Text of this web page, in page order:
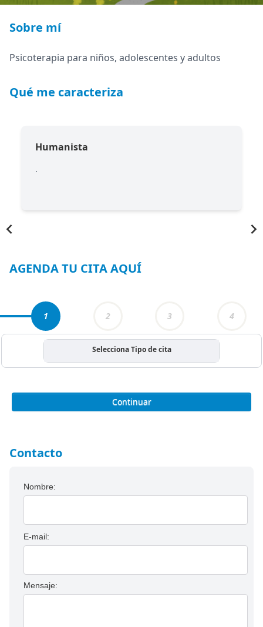
Sobre mí
Psicoterapia para niños, adolescentes y adultos
Qué me caracteriza
Humanista
.
AGENDA TU CITA AQUÍ
1 2 3 4
Selecciona Tipo de cita
Continuar
Contacto
Nombre:
E-mail:
Mensaje: